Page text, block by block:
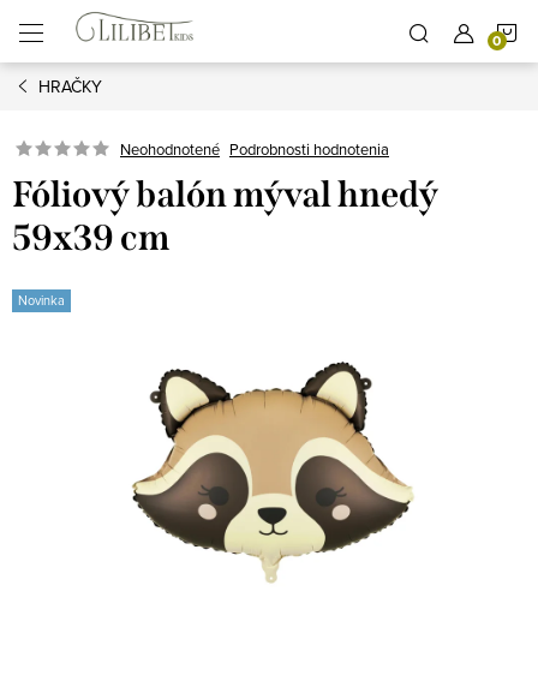
obsah
HRAČKY
Neohodnotené Podrobnosti hodnotenia
Fóliový balón mýval hnedý
59x39 cm
Novinka